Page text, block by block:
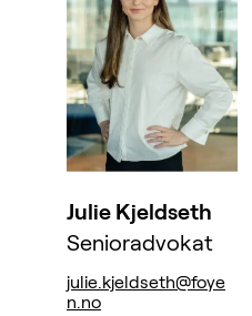
Julie Kjeldseth
Senioradvokat
julie.kjeldseth@foye
n.no